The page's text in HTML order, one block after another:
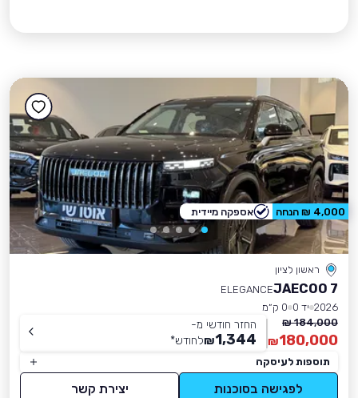
ראשון לציון
JAECOO 7
ELEGANCE
2026 יד 0
0 ק״מ
184,000 ₪
180,000
₪
החזר חודשי מ-
1,344
₪לחודש*
תוספות לעיסקה
לפגישה בסוכנות יצירת קשר
4,000 ₪ הנחה אספקה מיידית